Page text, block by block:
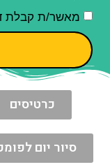
מאשר/ת קבלת
כרטיסים
סיור יום